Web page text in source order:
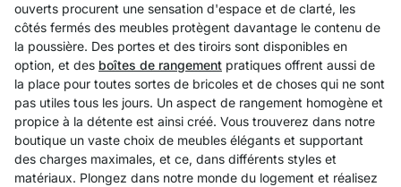
ouverts procurent une sensation d'espace et de clarté, les
côtés fermés des meubles protègent davantage le contenu de
la poussière. Des portes et des tiroirs sont disponibles en
option, et des boîtes de rangement pratiques offrent aussi de
la place pour toutes sortes de bricoles et de choses qui ne sont
pas utiles tous les jours. Un aspect de rangement homogène et
propice à la détente est ainsi créé. Vous trouverez dans notre
boutique un vaste choix de meubles élégants et supportant
des charges maximales, et ce, dans différents styles et
matériaux. Plongez dans notre monde du logement et réalisez